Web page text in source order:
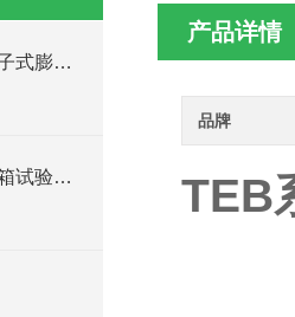
节能型恒温恒湿试验箱电子式膨胀阀制冷原理探究
精准温湿掌控：恒温恒湿箱试验箱洞察产品环境适应性“密码”
产品详情
品牌
TEB